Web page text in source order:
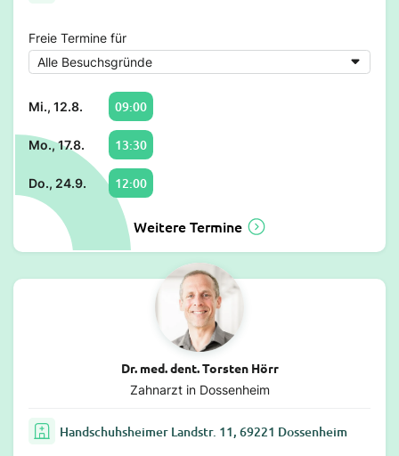
Freie Termine für
Mi., 12.8. 09:00
Mo., 17.8. 13:30
Do., 24.9. 12:00
Weitere Termine
Dr. med. dent. Torsten Hörr
Zahnarzt in Dossenheim
Handschuhsheimer Landstr. 11, 69221 Dossenheim